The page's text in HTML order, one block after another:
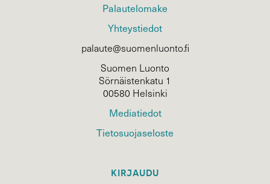
Palautelomake
Yhteystiedot
palaute@suomenluonto.fi
Suomen Luonto
Sörnäistenkatu 1
00580 Helsinki
Mediatiedot
Tietosuojaseloste
KIRJAUDU